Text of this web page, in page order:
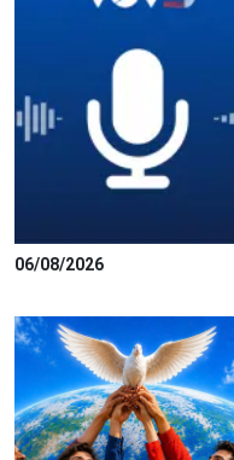
06/08/2026